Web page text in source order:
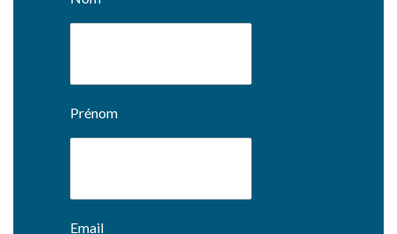
Prénom
Email